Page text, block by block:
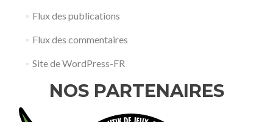
Flux des publications
Flux des commentaires
Site de WordPress-FR
NOS PARTENAIRES